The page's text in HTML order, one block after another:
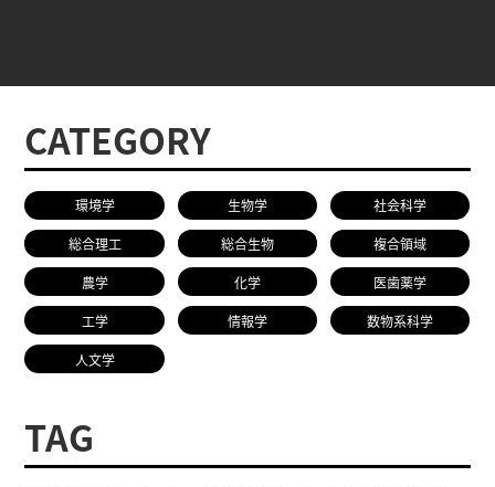
CATEGORY
環境学 生物学 社会科学
総合理工 総合生物 複合領域
農学 化学 医歯薬学
工学 情報学 数物系科学
人文学
TAG